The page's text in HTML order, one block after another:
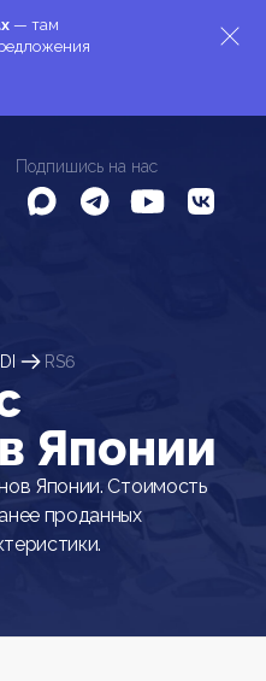
— там
Подпишись на нас
RS6
Японии
Японии. Стоимость
проданных